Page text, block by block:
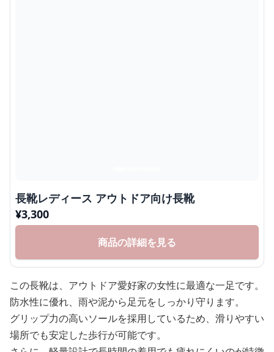
長靴レディース アウトドア向け長靴
¥3,300
商品の詳細を見る
この長靴は、アウトドア愛好家の女性に最適な一足です。
防水性に優れ、雨や泥から足元をしっかり守ります。
グリップ力の高いソールを採用しているため、滑りやすい
場所でも安定した歩行が可能です。